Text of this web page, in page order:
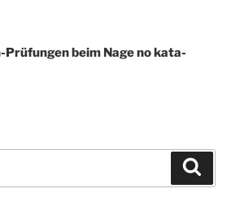
beim Nage no kata-